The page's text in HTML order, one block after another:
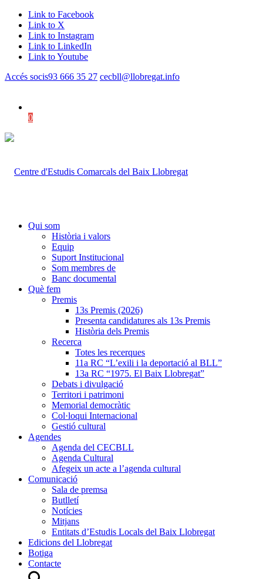
Link to Facebook
Link to X
Link to Instagram
Link to LinkedIn
Link to Youtube
Accés socis93 666 35 27 cecbll@llobregat.info
0
Qui som
Història i valors
Equip
Suport Institucional
Som membres de
Banc documental
Què fem
Premis
13s Premis (2026)
Presenta candidatures als 13s Premis
Història dels Premis
Recerca
Totes les recerques
11a RC “L’exili i la deportació al BLL”
13a RC “1975. El Baix Llobregat”
Debats i divulgació
Territori i patrimoni
Memorial democràtic
Col·loqui Internacional
Gestió cultural
Agendes
Agenda del CECBLL
Agenda Cultural
Afegeix un acte a l’agenda cultural
Comunicació
Sala de premsa
Butlletí
Notícies
Mitjans
Entitats d’Estudis Locals del Baix Llobregat
Edicions del Llobregat
Botiga
Contacte